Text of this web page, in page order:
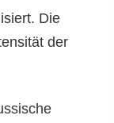
Die
der